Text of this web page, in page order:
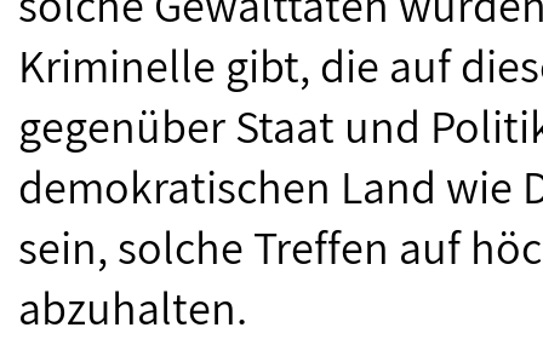
Kriminelle gibt, die auf
gegenüber Staat und
demokratischen Land wie
sein, solche Treffen auf
abzuhalten.